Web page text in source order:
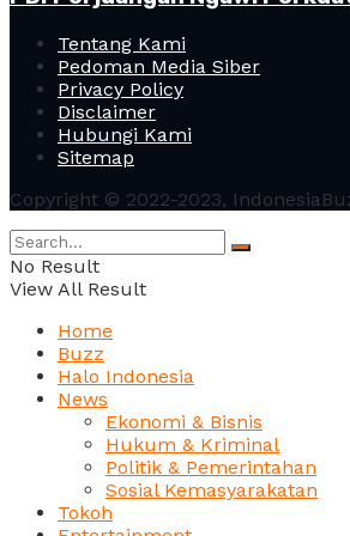
Tentang Kami
Pedoman Media Siber
Privacy Policy
Disclaimer
Hubungi Kami
Sitemap
Copyright © 2022-2023,
No Result
View All Result
Home
Buzz
Halo Indonesia
News
Ekonomi & Bisnis
Hukum & Kriminal
Politik & Pemerintahan
Sosial Kemasyarakatan
Tokoh